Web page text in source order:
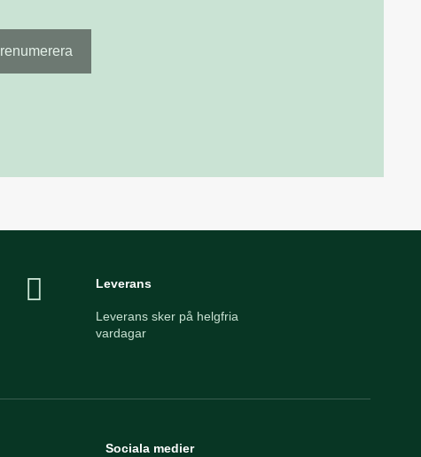
Leverans
Leverans sker på helgfria
vardagar
Sociala medier